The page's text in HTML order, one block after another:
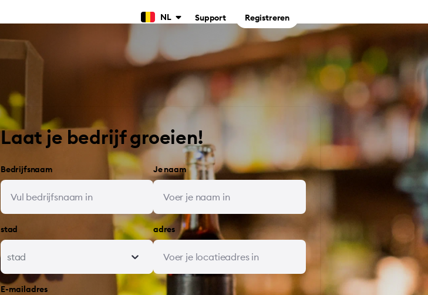
NL Support Registreren
Laat je bedrijf groeien!
Bedrijfsnaam Je naam
stad
stad
adres
E-mailadres